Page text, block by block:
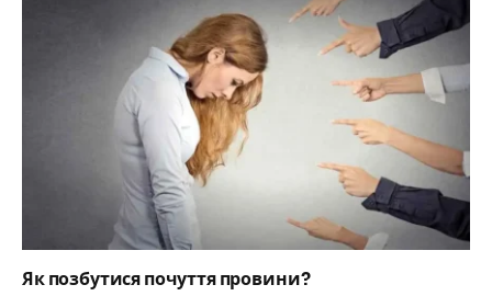
Як позбутися почуття провини?